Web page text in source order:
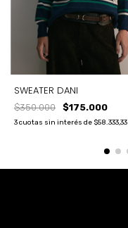
SWEATER DANI
$350.000 $175.000
3cuotas sin interés de $58.333,33